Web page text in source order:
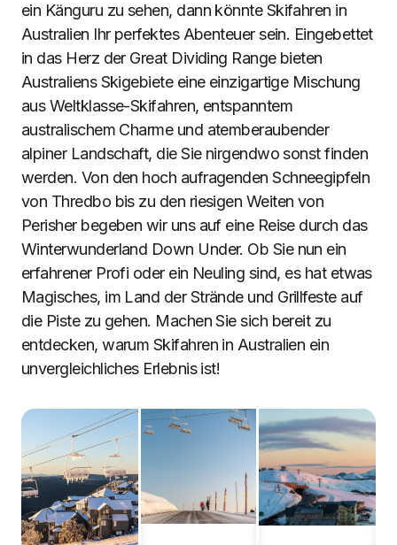
ein Känguru zu sehen, dann könnte Skifahren in
Australien Ihr perfektes Abenteuer sein. Eingebettet
in das Herz der Great Dividing Range bieten
Australiens Skigebiete eine einzigartige Mischung
aus Weltklasse-Skifahren, entspanntem
australischem Charme und atemberaubender
alpiner Landschaft, die Sie nirgendwo sonst finden
werden. Von den hoch aufragenden Schneegipfeln
von Thredbo bis zu den riesigen Weiten von
Perisher begeben wir uns auf eine Reise durch das
Winterwunderland Down Under. Ob Sie nun ein
erfahrener Profi oder ein Neuling sind, es hat etwas
Magisches, im Land der Strände und Grillfeste auf
die Piste zu gehen. Machen Sie sich bereit zu
entdecken, warum Skifahren in Australien ein
unvergleichliches Erlebnis ist!